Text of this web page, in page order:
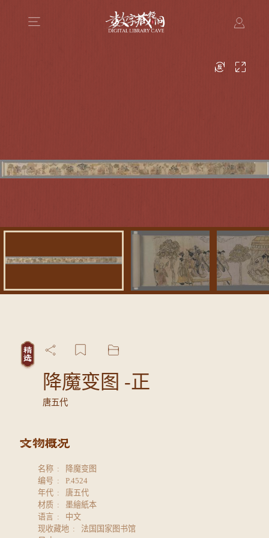
降魔变图 -正
唐五代
名称
降魔变图
编号
P.4524
年代
唐五代
材质
墨繪紙本
语言
中文
现收藏地
法国国家图书馆